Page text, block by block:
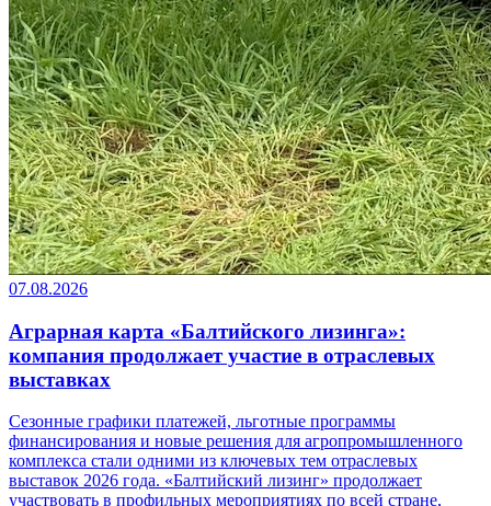
07.08.2026
Аграрная карта «Балтийского лизинга»:
компания продолжает участие в отраслевых
выставках
Сезонные графики платежей, льготные программы
финансирования и новые решения для агропромышленного
комплекса стали одними из ключевых тем отраслевых
выставок 2026 года. «Балтийский лизинг» продолжает
участвовать в профильных мероприятиях по всей стране,